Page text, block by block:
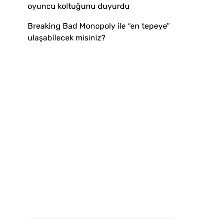
oyuncu koltuğunu duyurdu
Breaking Bad Monopoly ile “en tepeye”
ulaşabilecek misiniz?